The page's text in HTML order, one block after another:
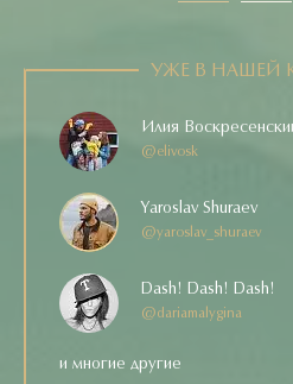
УЖЕ В НАШЕЙ
Илия
@elivosk
Yaroslav Shuraev
@yaroslav_shuraev
Dash! Dash! Dash!
@dariamalygina
и многие другие
НАЙДИ